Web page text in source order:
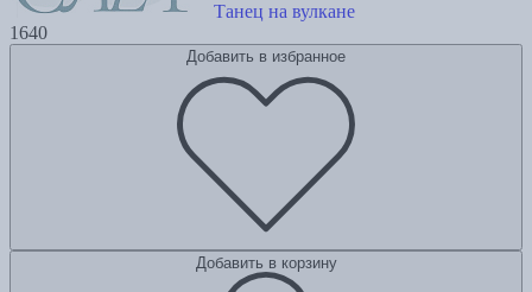
Танец на вулкане
1640
Добавить в избранное
Добавить в корзину